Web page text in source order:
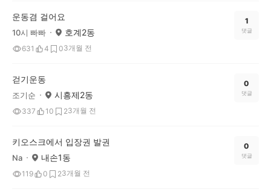
운동겸 걸어요
10시 빠빠 호계2동
631 4 03개월 전
1
댓글
걷기운동
조기순 시흥제2동
337 10 23개월 전
0
댓글
키오스크에서 입장권 발권
Na 내손1동
119 0 23개월 전
0
댓글